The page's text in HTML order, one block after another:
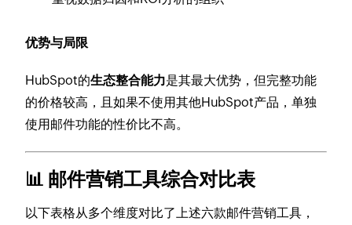
优势与局限
HubSpot的生态整合能力是其最大优势，但完整功能
的价格较高，且如果不使用其他HubSpot产品，单独
使用邮件功能的性价比不高。
📊 邮件营销工具综合对比表
以下表格从多个维度对比了上述六款邮件营销工具，